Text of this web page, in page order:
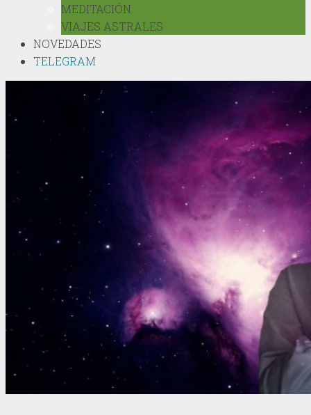
MEDITACIÓN
VIAJES ASTRALES
NOVEDADES
TELEGRAM